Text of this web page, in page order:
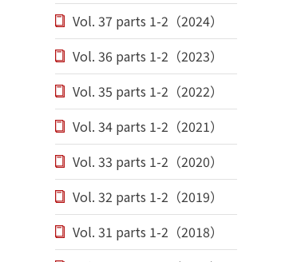
Vol. 37 parts 1-2（2024）
Vol. 36 parts 1-2（2023）
Vol. 35 parts 1-2（2022）
Vol. 34 parts 1-2（2021）
Vol. 33 parts 1-2（2020）
Vol. 32 parts 1-2（2019）
Vol. 31 parts 1-2（2018）